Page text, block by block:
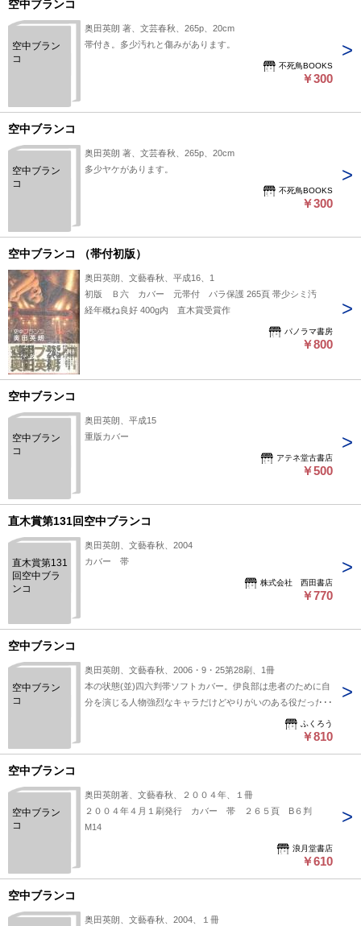
空中ブランコ
空中ブラン
コ
奥田英朗 著、文芸春秋、265p、20cm
帯付き。多少汚れと傷みがあります。
不死鳥BOOKS
￥300
空中ブランコ
空中ブラン
コ
奥田英朗 著、文芸春秋、265p、20cm
多少ヤケがあります。
不死鳥BOOKS
￥300
空中ブランコ （帯付初版）
奥田英朗、文藝春秋、平成16、1
初版 Ｂ六 カバー 元帯付 パラ保護 265頁 帯少シミ汚
経年概ね良好 400g内 直木賞受賞作
パノラマ書房
￥800
空中ブランコ
空中ブラン
コ
奥田英朗、平成15
重版カバー
アテネ堂古書店
￥500
直木賞第131回空中ブランコ
直木賞第131
回空中ブラ
ンコ
奥田英朗、文藝春秋、2004
カバー 帯
株式会社 西田書店
￥770
空中ブランコ
空中ブラン
コ
奥田英朗、文藝春秋、2006・9・25第28刷、1冊
本の状態(並)四六判帯ソフトカバー。伊良部は患者のために自
分を演じる人物強烈なキャラだけどやりがいのある役だった
ふくろう
￥810
空中ブランコ
空中ブラン
コ
奥田英朗著、文藝春秋、２００４年、１冊
２００４年４月１刷発行 カバー 帯 ２６５頁 B６判
M14
浪月堂書店
￥610
空中ブランコ
奥田英朗、文藝春秋、2004、１冊